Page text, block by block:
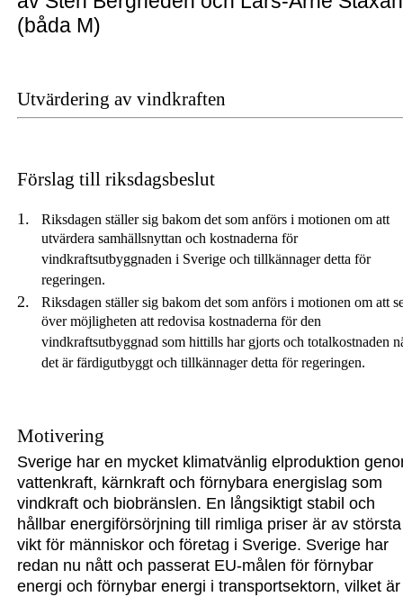
(båda M)
Utvärdering av vindkraften
Förslag till riksdagsbeslut
Riksdagen ställer sig bakom det som anförs i motionen om att
utvärdera samhällsnyttan och kostnaderna för
vindkraftsutbyggnaden i Sverige och tillkännager detta för
regeringen.
Riksdagen ställer sig bakom det som anförs i motionen om att
över möjligheten att redovisa kostnaderna för den
vindkraftsutbyggnad som hittills har gjorts och totalkostnaden
det är färdigutbyggt och tillkännager detta för regeringen.
Motivering
Sverige har en mycket klimatvänlig elproduktion
vattenkraft, kärnkraft och förnybara energislag som
vindkraft och biobränslen. En långsiktigt stabil och
hållbar energiförsörjning till rimliga priser är av största
vikt för människor och företag i Sverige. Sverige har
redan nu nått och passerat EU-målen för förnybar
energi och förnybar energi i transportsektorn, vilket är